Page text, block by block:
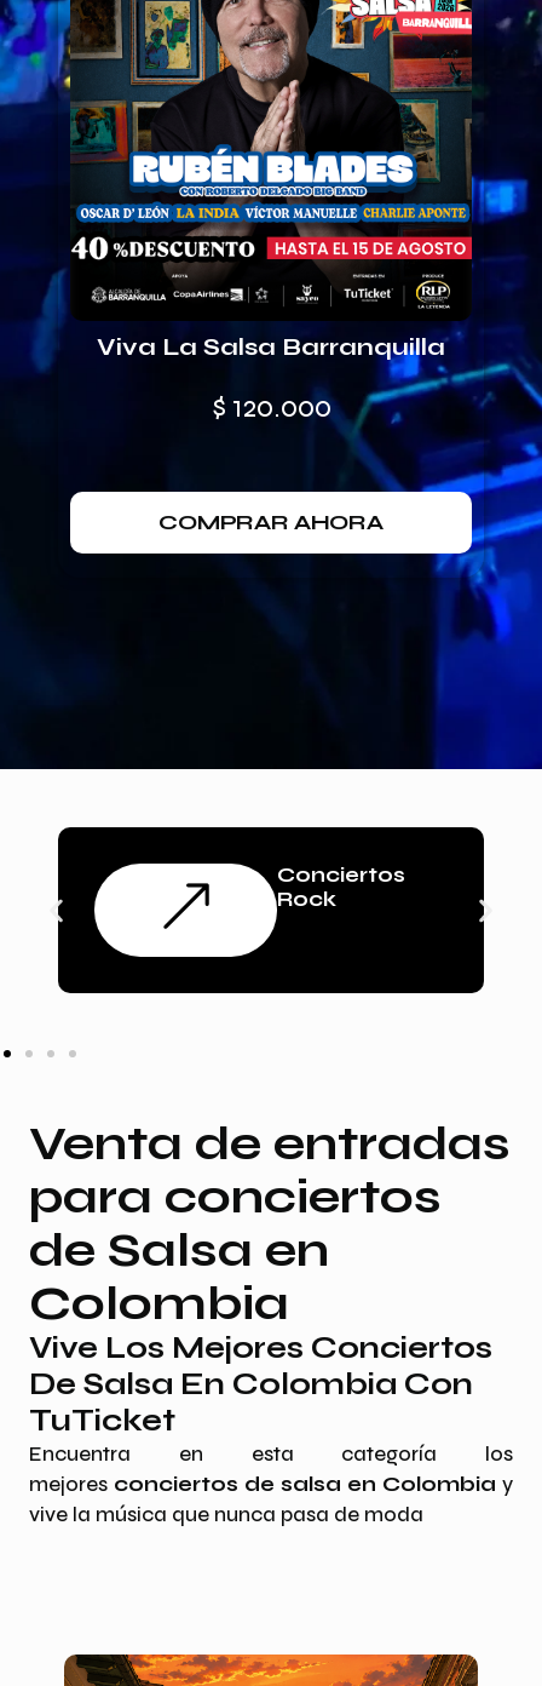
Viva La Salsa Barranquilla
$ 120.000
COMPRAR AHORA
Conciertos
Rock
Venta de entradas
para conciertos
de Salsa en
Colombia
Vive Los Mejores Conciertos
De Salsa En Colombia Con
TuTicket
Encuentra en esta categoría los
mejores conciertos de salsa en Colombia y
vive la música que nunca pasa de moda